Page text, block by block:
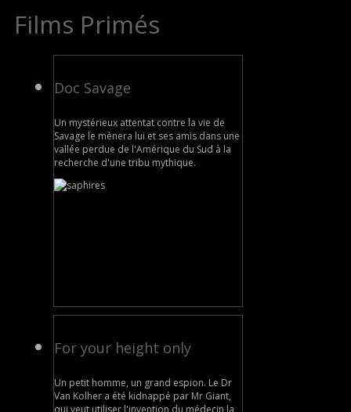
Films Primés
Doc Savage
Un mystérieux attentat contre la vie de
Savage le mènera lui et ses amis dans une
vallée perdue de l'Amérique du Sud à la
recherche d'une tribu mythique.
For your height only
Un petit homme, un grand espion. Le Dr
Van Kolher a été kidnappé par Mr Giant,